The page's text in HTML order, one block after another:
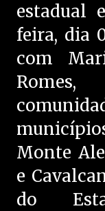
estadual
feira, dia
com
Romes,
Monte
e
do